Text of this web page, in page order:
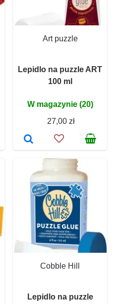
Art puzzle
Lepidlo na puzzle ART
100 ml
W magazynie (20)
27,00 zł
Cobble Hill
Lepidlo na puzzle